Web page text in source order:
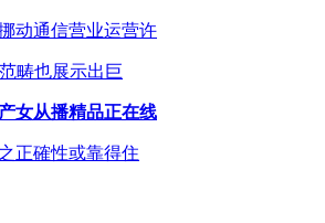
动通信营业运营许
畴也展示出巨
女从播精品正在线
正確性或靠得住